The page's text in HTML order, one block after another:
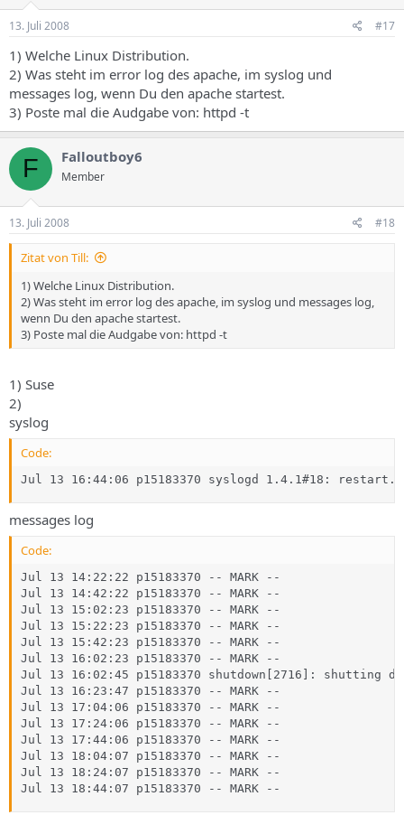
13. Juli 2008 #17
1) Welche Linux Distribution.
2) Was steht im error log des apache, im syslog und
messages log, wenn Du den apache startest.
3) Poste mal die Audgabe von: httpd -t
F Falloutboy6
Member
13. Juli 2008 #18
Zitat von Till:
1) Welche Linux Distribution.
2) Was steht im error log des apache, im syslog und messages log,
wenn Du den apache startest.
3) Poste mal die Audgabe von: httpd -t
1) Suse
2)
syslog
Code:
Jul 13 16:44:06 p15183370 syslogd 1.4.1#18: restart.
messages log
Code:
Jul 13 14:22:22 p15183370 -- MARK --
Jul 13 14:42:22 p15183370 -- MARK --
Jul 13 15:02:23 p15183370 -- MARK --
Jul 13 15:22:23 p15183370 -- MARK --
Jul 13 15:42:23 p15183370 -- MARK --
Jul 13 16:02:23 p15183370 -- MARK --
Jul 13 16:02:45 p15183370 shutdown[2716]: shutting
Jul 13 16:23:47 p15183370 -- MARK --
Jul 13 17:04:06 p15183370 -- MARK --
Jul 13 17:24:06 p15183370 -- MARK --
Jul 13 17:44:06 p15183370 -- MARK --
Jul 13 18:04:07 p15183370 -- MARK --
Jul 13 18:24:07 p15183370 -- MARK --
Jul 13 18:44:07 p15183370 -- MARK --